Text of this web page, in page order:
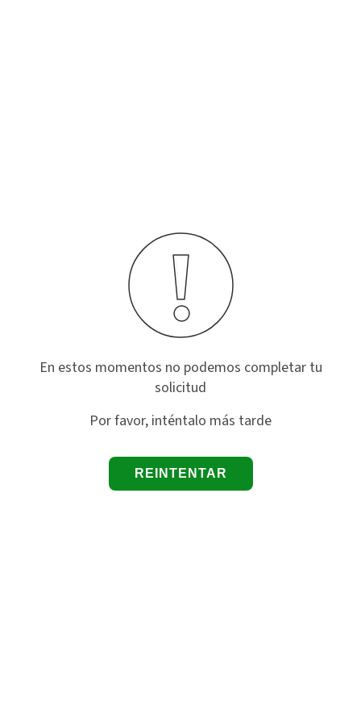
En estos momentos no podemos completar tu
solicitud
Por favor, inténtalo más tarde
REINTENTAR